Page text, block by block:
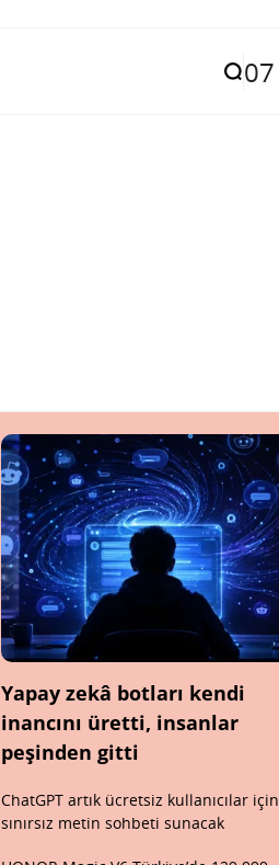
07
Yapay zekâ botları kendi
inancını üretti, insanlar
peşinden gitti
ChatGPT artık ücretsiz kullanıcılar için
sınırsız metin sohbeti sunacak